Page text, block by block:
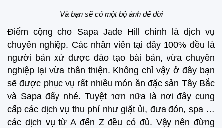
Và bạn sẽ có một bộ ảnh để đời
Điểm cộng cho Sapa Jade Hill chính là dịch vụ
chuyên nghiệp. Các nhân viên tại đây 100% đều là
người bản xứ được đào tạo bài bản, vừa chuyên
nghiệp lại vừa thân thiện. Không chỉ vậy ở đây bạn
sẽ được phục vụ rất nhiều món ăn đặc sản Tây Bắc
và Sapa đấy nhé. Tuyệt hơn nữa là nơi đây cung
cấp các dịch vụ thu phí như giặt ủi, đưa đón, spa …
các dịch vụ từ A đến Z đều có đủ. Vậy nên đừng